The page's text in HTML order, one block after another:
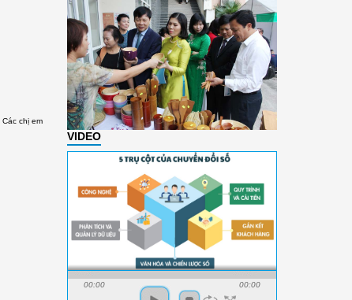
Các chị em
VIDEO
00:00 00:00